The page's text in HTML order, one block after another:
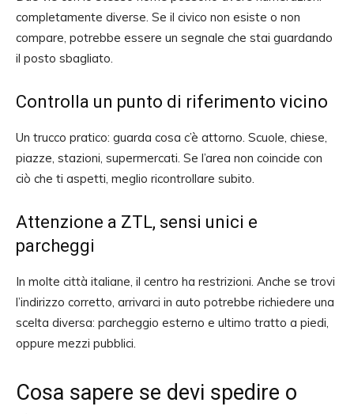
completamente diverse. Se il civico non esiste o non
compare, potrebbe essere un segnale che stai guardando
il posto sbagliato.
Controlla un punto di riferimento vicino
Un trucco pratico: guarda cosa c’è attorno. Scuole, chiese,
piazze, stazioni, supermercati. Se l’area non coincide con
ciò che ti aspetti, meglio ricontrollare subito.
Attenzione a ZTL, sensi unici e
parcheggi
In molte città italiane, il centro ha restrizioni. Anche se trovi
l’indirizzo corretto, arrivarci in auto potrebbe richiedere una
scelta diversa: parcheggio esterno e ultimo tratto a piedi,
oppure mezzi pubblici.
Cosa sapere se devi spedire o